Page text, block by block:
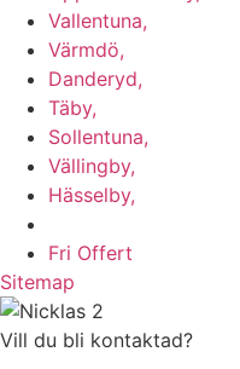
Vallentuna,
Värmdö,
Danderyd,
Täby,
Sollentuna,
Vällingby,
Hässelby,
Fri Offert
Sitemap
Vill du bli kontaktad?